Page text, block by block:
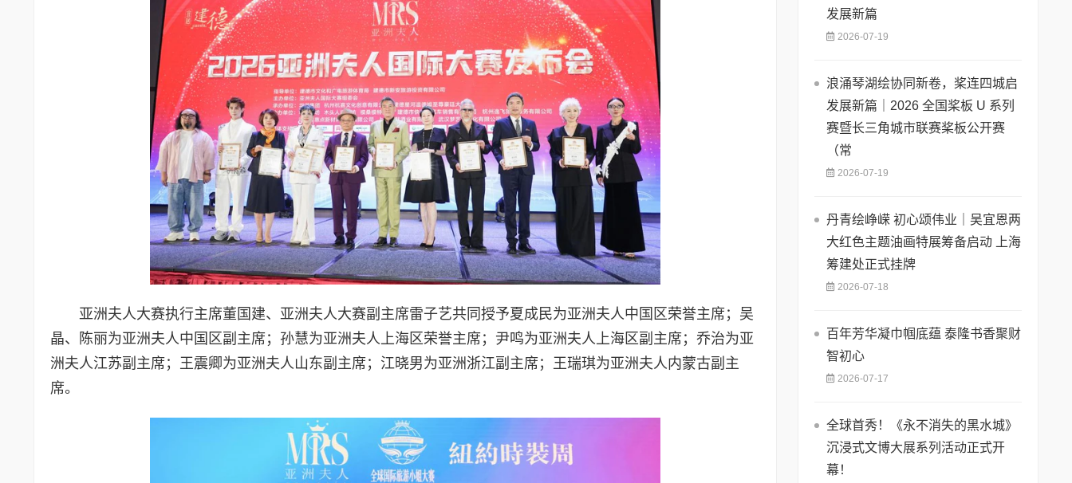
亚洲夫人大赛执行主席董国建、亚洲夫人大赛副主席雷子艺共同授予夏成民为亚洲夫人中国区荣誉主席；吴
晶、陈丽为亚洲夫人中国区副主席；孙慧为亚洲夫人上海区荣誉主席；尹鸣为亚洲夫人上海区副主席；乔治为亚
洲夫人江苏副主席；王震卿为亚洲夫人山东副主席；江晓男为亚洲浙江副主席；王瑞琪为亚洲夫人内蒙古副主
席。
发展新篇
2026-07-19
浪涌琴湖绘协同新卷，桨连四城启
发展新篇｜2026 全国桨板 U 系列
赛暨长三角城市联赛桨板公开赛
（常
2026-07-19
丹青绘峥嵘 初心颂伟业｜吴宜恩两
大红色主题油画特展筹备启动 上海
筹建处正式挂牌
2026-07-18
百年芳华凝巾帼底蕴 泰隆书香聚财
智初心
2026-07-17
全球首秀！《永不消失的黑水城》
沉浸式文博大展系列活动正式开
幕！